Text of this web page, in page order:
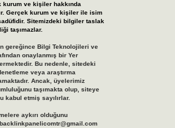
kurum ve kişiler hakkında
Gerçek kurum ve kişiler ile isim
Sitemizdeki bilgiler taslak
taşımazlar.
gereğince Bilgi Teknolojileri ve
onaylanmış bir Yer
Bu nedenle, sitedeki
veya araştırma
Ancak, üyelerimiz
taşımakta olup, siteye
kabul etmiş sayılırlar.
aykırı olduğunu
backlinkpanelicomtr@gmail.com